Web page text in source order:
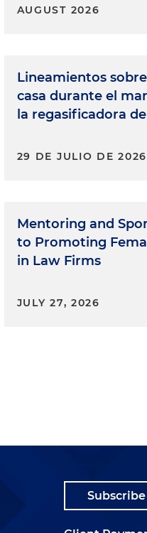
AUGUST 2026
Lineamientos
casa durante el
la regasificadora
29 DE JULIO DE 2026
Mentoring and
to Promoting
in Law Firms
JULY 27, 2026